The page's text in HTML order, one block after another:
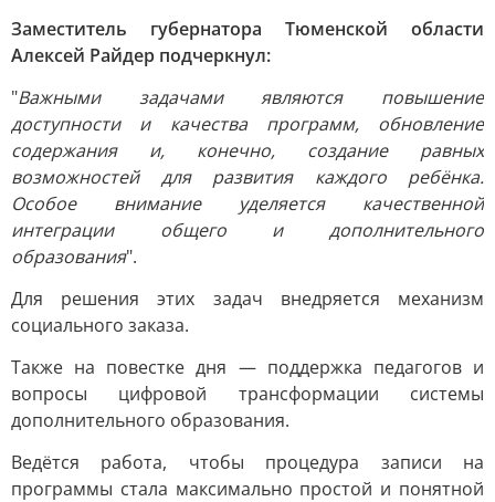
Заместитель губернатора Тюменской области
Алексей Райдер подчеркнул:
"Важными задачами являются повышение
доступности и качества программ, обновление
содержания и, конечно, создание равных
возможностей для развития каждого ребёнка.
Особое внимание уделяется качественной
интеграции общего и дополнительного
образования".
Для решения этих задач внедряется механизм
социального заказа.
Также на повестке дня — поддержка педагогов и
вопросы цифровой трансформации системы
дополнительного образования.
Ведётся работа, чтобы процедура записи на
программы стала максимально простой и понятной